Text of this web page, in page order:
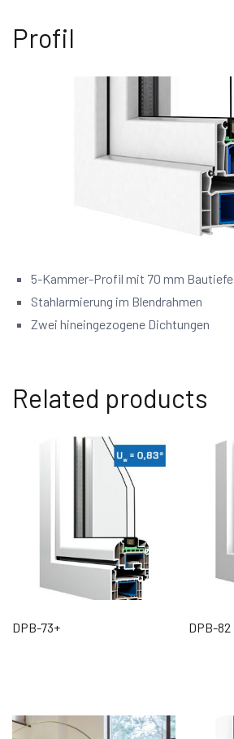
Profil
5-Kammer-Profil mit 70 mm Bautiefe
Stahlarmierung im Blendrahmen
Zwei hineingezogene Dichtungen
Related products
DPB-73+ DPB-82